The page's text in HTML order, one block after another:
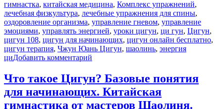
гимнастка, китайская медицина, Комплекс упражнений,
лечебная физкультура, лечебные упражнения для спины,
оздоровление организма, управление гневом, управление
эмоциями, управлять энергией, уроки цигун, ци гун, Цигун,
цигун 108, цигун для начинающих, цигун онлайн бесплатно,
цигун терапия, Чжун Юань Цигун, шаолинь, энергия
циДобавить комментарий
Цигун
практическое
занятие
Что такое Цигун? Базовые понятия
для начинающих. Китайская
гимнастика от мастеров Шаолиня.